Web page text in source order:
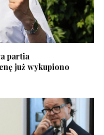
partia
już wykupiono